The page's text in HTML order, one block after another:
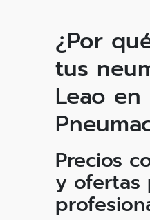
¿Por
tus
Leao en
Precios
y ofertas